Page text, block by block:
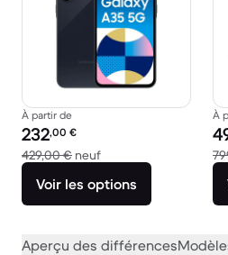
À partir de
Prix reconditionné :
232,00 €
429,00 € neufcontre 429,00 € neuf
Voir les options
À
Aperçu des différences